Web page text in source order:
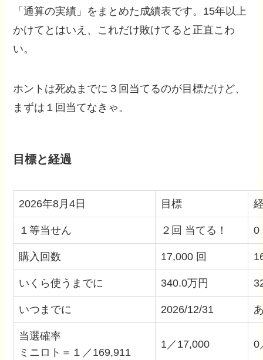
「通算の実績」をまとめた成績表です。15年以上
かけてとはいえ、これだけ敗けてると正直こわ
い。
ホントは死ぬまでに３回当てるのが目標だけど、
まずは１回当てなきゃ。
目標と経過
2026年8月4日 目標
１等当せん ２回 当てる！ 0
購入回数 17,000 回
いくら使うまでに 340.0万円
いつまでに 2026/12/31
当選確率
ミニロト＝１／169,911
1／17,000 0